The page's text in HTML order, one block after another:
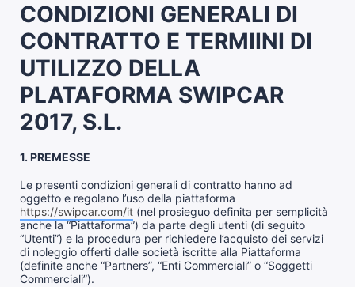
CONDIZIONI GENERALI DI
CONTRATTO E TERMIINI DI
UTILIZZO DELLA
PLATAFORMA SWIPCAR
2017, S.L.
1. PREMESSE
Le presenti condizioni generali di contratto hanno ad
oggetto e regolano l’uso della piattaforma
https://swipcar.com/it (nel prosieguo definita per semplicità
anche la “Piattaforma”) da parte degli utenti (di seguito
“Utenti”) e la procedura per richiedere l’acquisto dei servizi
di noleggio offerti dalle società iscritte alla Piattaforma
(definite anche “Partners”, “Enti Commerciali” o “Soggetti
Commerciali”).